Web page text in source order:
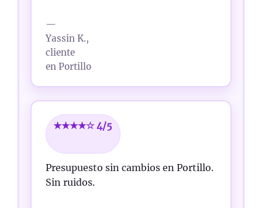
—
Yassin K.,
cliente
en Portillo
★★★★☆ 4/5
Presupuesto sin cambios en Portillo.
Sin ruidos.